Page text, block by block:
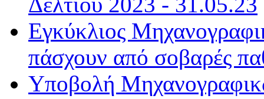
Εγκύκλιος
πάσχουν από σοβαρές
Υποβολή